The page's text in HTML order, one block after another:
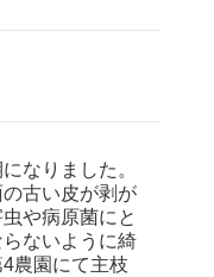
なりました。
古い皮が剥が
や病原菌にと
ないように綺
農園にて主枝